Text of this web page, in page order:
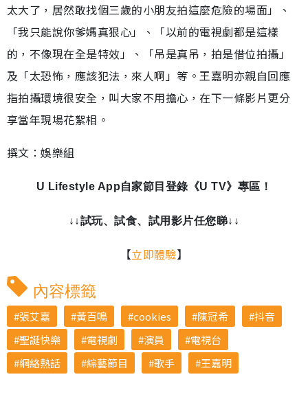
太大了，居然敢找個三歲的小朋友拍這麼危險的場面」、
「我只能說你爹媽真狠心」、「以前的電視劇都是這樣
的，不像現在全是特效」、「吊是真吊，拍是借位拍攝」
及「太恐怖，應該犯法，來人啊」等。王嘉明亦親自回應
指拍攝環境很安全，叫大家不用擔心，在下一條影片更分
享當年現場花絮相。
撰文：娛樂組
U Lifestyle App自家節目登錄《U TV》專區！
↓↓試玩、試食、試用影片任您睇↓↓
【立即體驗】
內容標籤
張艾嘉 黃百鳴 cookies 陳冠希
抖音
聖誕快樂
電視劇 演員
電視台
網絡熱話
綜藝節目 歌手 王嘉明